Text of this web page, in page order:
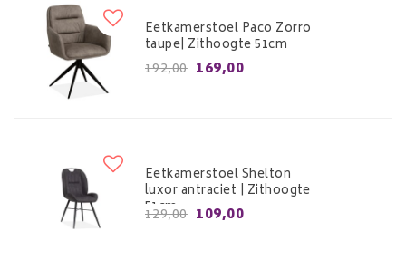
Eetkamerstoel Paco Zorro
taupe| Zithoogte 51cm
192,00 169,00
Eetkamerstoel Shelton
luxor antraciet | Zithoogte
51cm
129,00 109,00